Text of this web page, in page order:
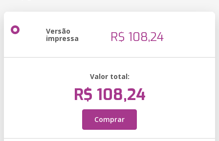
Versão
impressa R$ 108,24
Valor total:
R$ 108,24
Comprar